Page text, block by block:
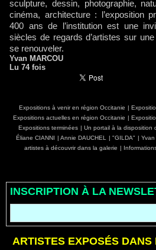
sculpture, dessin, photographie,
cinéma, architecture : l’exposition
400 ans de l’institution est une
siècles de regards d’artistes sur
se renouveler.
Yvan MARCOU
Lu 74 fois
Expositions à venir en région Occitanie |
Expositions actuelles en région Occitanie |
Expositions terminées | Un portail à la disposition
Éliane CIANNI | Annie DAUCHEL | "GILDA" | Yvan
artistes à découvrir dans la galerie |
INSCRIPTION À LA
ARTISTES EXPOSÉS